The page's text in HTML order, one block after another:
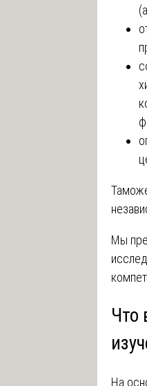
Мы
Что
На